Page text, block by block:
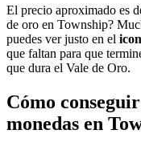
El precio aproximado es
de oro en Township?
puedes ver justo en el
que faltan para que
que dura el Vale de Oro.
Cómo
monedas en